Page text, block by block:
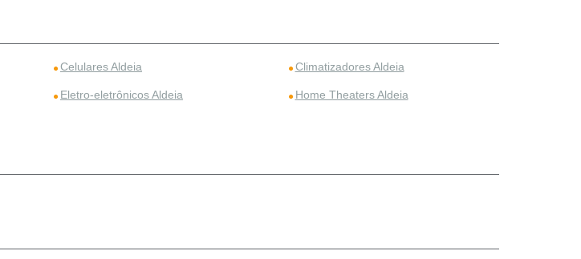
Celulares Aldeia Climatizadores Aldeia
Eletro-eletrônicos Aldeia Home Theaters Aldeia